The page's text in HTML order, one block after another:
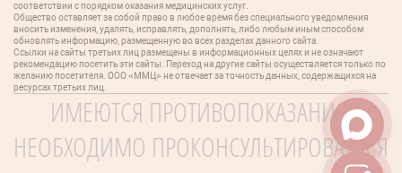
соответствии с порядком оказания медицинских услуг.
Общество оставляет за собой право в любое время без специального уведомления
вносить изменения, удалять, исправлять, дополнять, либо любым иным способом
обновлять информацию, размещенную во всех разделах данного сайта.
Ссылки на сайты третьих лиц размещены в информационных целях и не означают
рекомендацию посетить эти сайты. Переход на другие сайты осуществляется только по
желанию посетителя. ООО «ММЦ» не отвечает за точность данных, содержащихся на
ресурсах третьих лиц.
ИМЕЮТСЯ ПРОТИВОПОКАЗАНИЯ.
НЕОБХОДИМО ПРОКОНСУЛЬТИРОВАТЬСЯ